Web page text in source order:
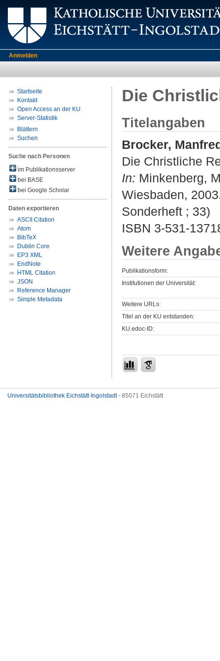
Anmelden
Startseite
Kontakt
Open Access an der KU
Server-Statistik
Blättern
Suchen
Suche nach Personen
im Publikationsserver
bei BASE
bei Google Scholar
Daten exportieren
ASCII Citation
Atom
BibTeX
Dublin Core
EP3 XML
EndNote
HTML Citation
JSON
Reference Manager
Simple Metadata
Die
Titelangaben
Brocker,
Die Christliche
In: Minkenberg,
Wiesbaden,
Sonderheft ; 33)
ISBN 3-531-
Weitere
Publikationsform:
Institutionen der Universität:
Weitere URLs:
Titel an der KU entstanden:
KU.edoc-ID:
Universitätsbibliothek Eichstätt-Ingolstadt- 85071 Eichstätt